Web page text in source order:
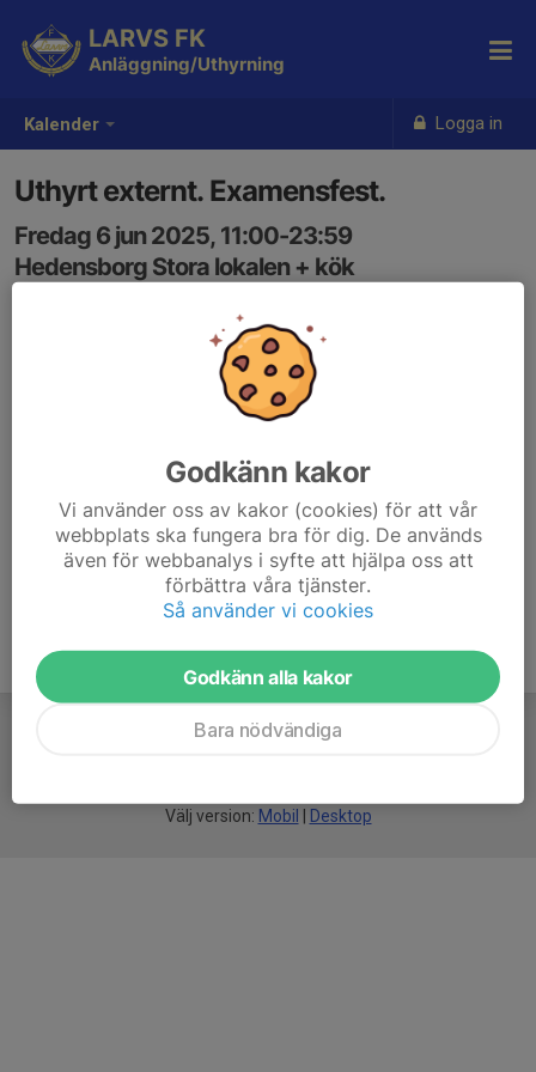
Kalender Logga in
LARVS FK
Anläggning/Uthyrning
Uthyrt externt. Examensfest.
Fredag 6 jun 2025, 11:00-23:59
Hedensborg Stora lokalen + kök
Välj version: Mobil Desktop
Godkänn kakor
Vi använder oss av kakor (cookies) för att vår
webbplats ska fungera bra för dig. De används
även för webbanalys i syfte att hjälpa oss att
förbättra våra tjänster.
Så använder vi cookies
Godkänn alla kakor
Bara nödvändiga